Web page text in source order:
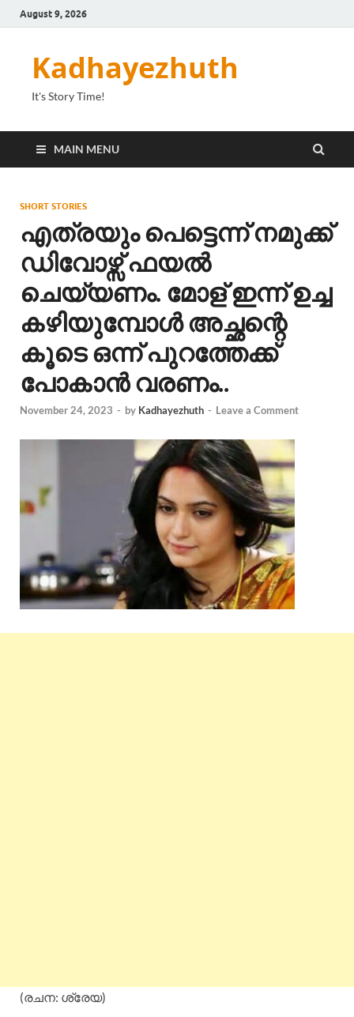
August 9, 2026
Kadhayezhuth
It's Story Time!
MAIN MENU
SHORT STORIES
എത്രയും പെട്ടെന്ന് നമുക്ക്
ഡിവോഴ്സ് ഫയൽ
ചെയ്യണം. മോള് ഇന്ന് ഉച്ച
കഴിയുമ്പോൾ അച്ഛന്റെ
കൂടെ ഒന്ന് പുറത്തേക്ക്
പോകാൻ വരണം..
November 24, 2023 - by Kadhayezhuth - Leave a Comment
(രചന: ശ്രേയ)